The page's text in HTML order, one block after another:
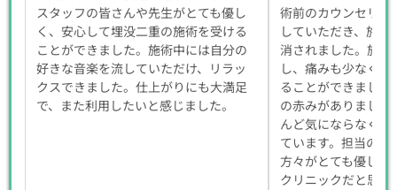
スタッフの皆さんや先生がとても優し
く、安心して埋没二重の施術を受ける
ことができました。施術中には自分の
好きな音楽を流していただけ、リラッ
クスできました。仕上がりにも大満足
で、また利用したいと感じました。
術前のカウンセリン
していただき、施
消されました。施術
し、痛みも少なく
ることができまし
の赤みがありまし
んど気にならなくな
ています。担当の先
方々がとても優しく
クリニックだと思い